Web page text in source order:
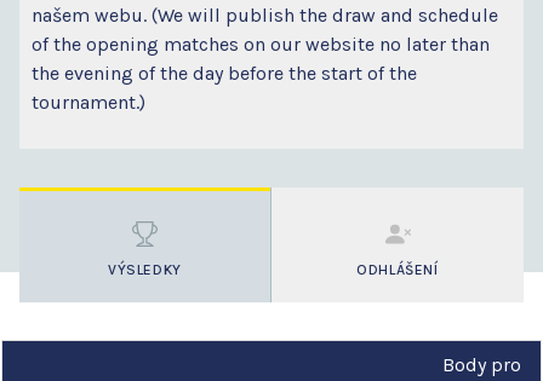
našem webu. (We will publish the draw and schedule
of the opening matches on our website no later than
the evening of the day before the start of the
tournament.)
VÝSLEDKY ODHLÁŠENÍ
Body pro